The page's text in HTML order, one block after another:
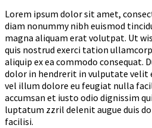
Lorem ipsum dolor sit amet,
diam nonummy nibh euismod
magna aliquam erat volutpat. Ut
quis nostrud exerci tation
aliquip ex ea commodo consequat.
dolor in hendrerit in vulputate velit
vel illum dolore eu feugiat nulla
accumsan et iusto odio dignissim
luptatum zzril delenit augue duis
facilisi.